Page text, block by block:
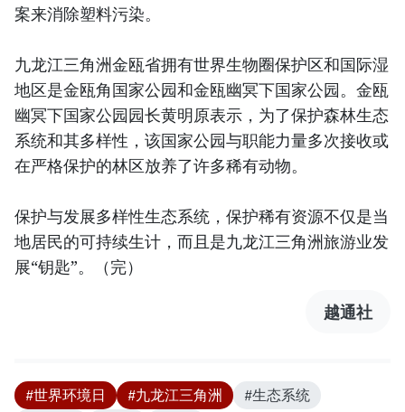
案来消除塑料污染。
九龙江三角洲金瓯省拥有世界生物圈保护区和国际湿
地区是金瓯角国家公园和金瓯幽冥下国家公园。金瓯
幽冥下国家公园园长黄明原表示，为了保护森林生态
系统和其多样性，该国家公园与职能力量多次接收或
在严格保护的林区放养了许多稀有动物。
保护与发展多样性生态系统，保护稀有资源不仅是当
地居民的可持续生计，而且是九龙江三角洲旅游业发
展“钥匙”。（完）
越通社
#世界环境日 #九龙江三角洲
#生态系统